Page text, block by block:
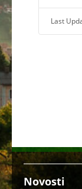
Last
Novosti